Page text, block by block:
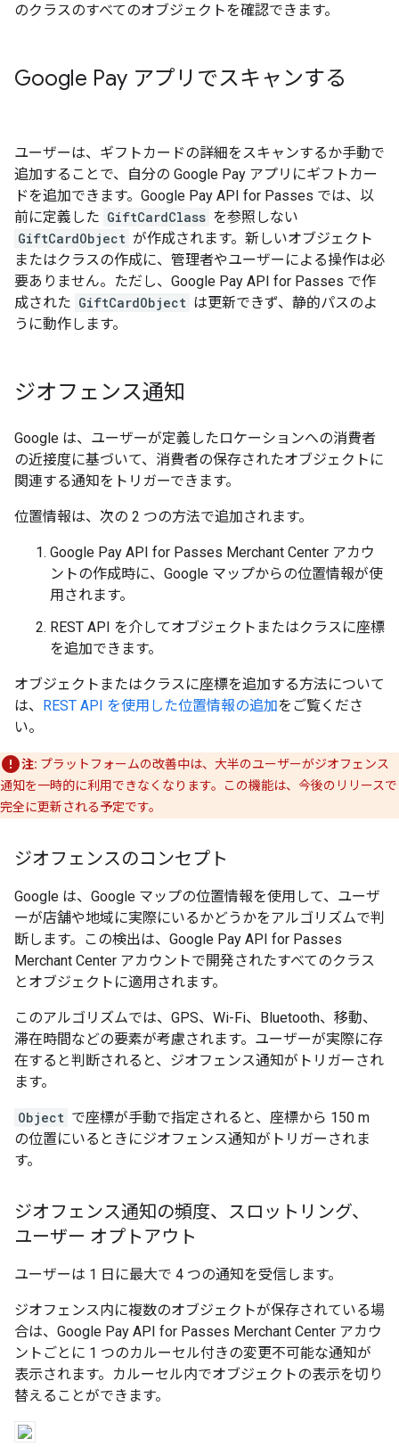
のクラスのすべてのオブジェクトを確認できます。
Google Pay アプリでスキャンする
ユーザーは、ギフトカードの詳細をスキャンするか手動で
追加することで、自分の Google Pay アプリにギフトカー
ドを追加できます。Google Pay API for Passes では、以
前に定義した GiftCardClass を参照しない
GiftCardObject が作成されます。新しいオブジェクト
またはクラスの作成に、管理者やユーザーによる操作は必
要ありません。ただし、Google Pay API for Passes で作
成された GiftCardObject は更新できず、静的パスのよ
うに動作します。
ジオフェンス通知
Google は、ユーザーが定義したロケーションへの消費者
の近接度に基づいて、消費者の保存されたオブジェクトに
関連する通知をトリガーできます。
位置情報は、次の 2 つの方法で追加されます。
Google Pay API for Passes Merchant Center アカウ
ントの作成時に、Google マップからの位置情報が使
用されます。
REST API を介してオブジェクトまたはクラスに座標
を追加できます。
オブジェクトまたはクラスに座標を追加する方法について
は、 REST API を使用した位置情報の追加をご覧くださ
い。
注: プラットフォームの改善中は、大半のユーザーがジオフェンス
通知を一時的に利用できなくなります。この機能は、今後のリリースで
完全に更新される予定です。
ジオフェンスのコンセプト
Google は、Google マップの位置情報を使用して、ユーザ
ーが店舗や地域に実際にいるかどうかをアルゴリズムで判
断します。この検出は、Google Pay API for Passes
Merchant Center アカウントで開発されたすべてのクラス
とオブジェクトに適用されます。
このアルゴリズムでは、GPS、Wi-Fi、Bluetooth、移動、
滞在時間などの要素が考慮されます。ユーザーが実際に存
在すると判断されると、ジオフェンス通知がトリガーされ
ます。
Object で座標が手動で指定されると、座標から 150 m
の位置にいるときにジオフェンス通知がトリガーされま
す。
ジオフェンス通知の頻度、スロットリング、
ユーザー オプトアウト
ユーザーは 1 日に最大で 4 つの通知を受信します。
ジオフェンス内に複数のオブジェクトが保存されている場
合は、Google Pay API for Passes Merchant Center アカウ
ントごとに 1 つのカルーセル付きの変更不可能な通知が
表示されます。カルーセル内でオブジェクトの表示を切り
替えることができます。